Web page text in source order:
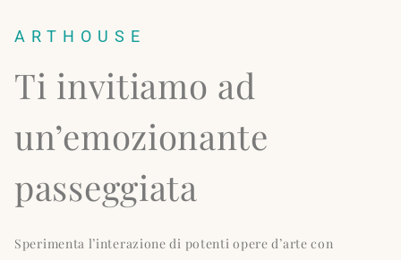
ARTHOUSE
Ti invitiamo ad
un’emozionante
passeggiata
Sperimenta l’interazione di potenti opere d’arte con